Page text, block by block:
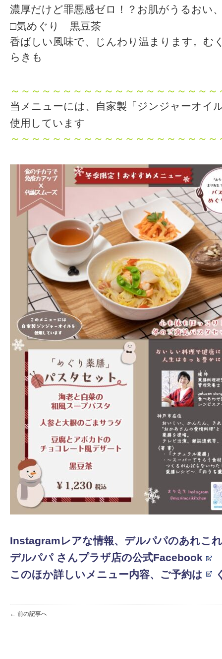
濃厚だけど罪悪感ゼロ！？お肌がうるおい
□気めぐり 黒豆茶
香ばしい風味で、じんわり温まります。む
らきも
～～～～～～～～～～～～～～～～～～～～
当メニューには、自家製「ジンジャーオイ
使用しています
～～～～～～～～～～～～～～～～～～～～
Instagramレアな情報、デルパパのあれこ
デルパパ さんプラザ店の公式Facebook
このほか詳しいメニュー内容、ご予約は
← 前の記事へ